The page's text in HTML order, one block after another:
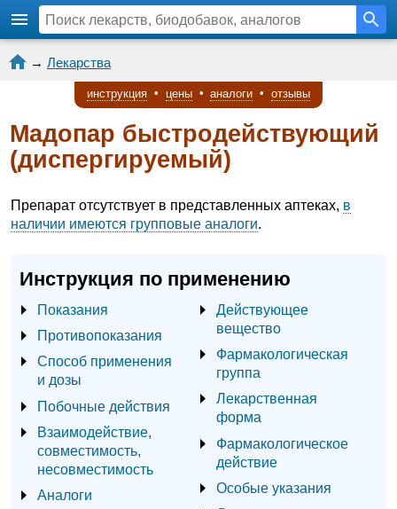
→ Лекарства
инструкция • цены • аналоги • отзывы
Мадопар быстродействующий
(диспергируемый)
Препарат отсутствует в представленных аптеках, в
наличии имеются групповые аналоги.
Инструкция по применению
Показания
Противопоказания
Способ применения
и дозы
Побочные действия
Взаимодействие,
совместимость,
несовместимость
Аналоги
Действующее
вещество
Фармакологическая
группа
Лекарственная
форма
Фармакологическое
действие
Особые указания